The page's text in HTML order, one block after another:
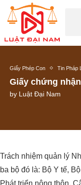
Giấy Phép Con Tin Pháp
Giấy chứng
by Luật Đại Nam
Trách nhiệm quản lý
ba bộ đó là: Bộ Y tế,
Phát triển nông thôn.